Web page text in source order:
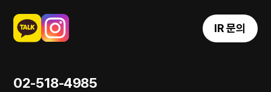
IR 문의
02-518-4985